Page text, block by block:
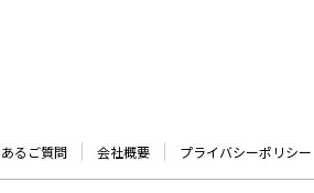
るご質問 会社概要 プライバシーポリシー